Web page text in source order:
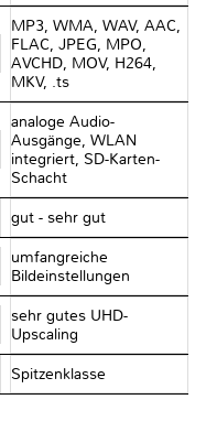
MP3, WMA, WAV, AAC,
FLAC, JPEG, MPO,
AVCHD, MOV, H264,
MKV, .ts
analoge Audio-
Ausgänge, WLAN
integriert, SD-Karten-
Schacht
gut - sehr gut
umfangreiche
Bildeinstellungen
sehr gutes UHD-
Upscaling
Spitzenklasse